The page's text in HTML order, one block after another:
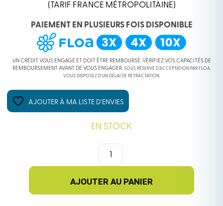
PRIX
INITIAL
ÉTAIT :
74,99 €.
PRIX
ACTUEL
EST :
54,99 €.
(TARIF FRANCE MÉTROPOLITAINE)
PAIEMENT EN PLUSIEURS FOIS DISPONIBLE
UN CRÉDIT VOUS ENGAGE ET DOIT ÊTRE REMBOURSÉ. VÉRIFIEZ VOS CAPACITÉS DE
REMBOURSEMENT AVANT DE VOUS ENGAGER. SOUS RÉSERVE D’ACCEPTATION PAR FLOA.
VOUS DISPOSEZ D’UN DÉLAI DE RÉTRACTATION.
AJOUTER À MA LISTE D’ENVIES
EN STOCK
QUANTITÉ
LASER
DRIVE
AJOUTER AU PANIER